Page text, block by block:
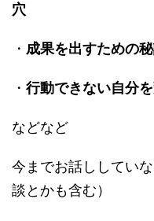
穴
・ 成果を出すための
・ 行動できない自分
などなど
今までお話ししてい
談とかも含む）